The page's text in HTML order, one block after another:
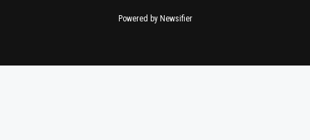
Powered by Newsifier